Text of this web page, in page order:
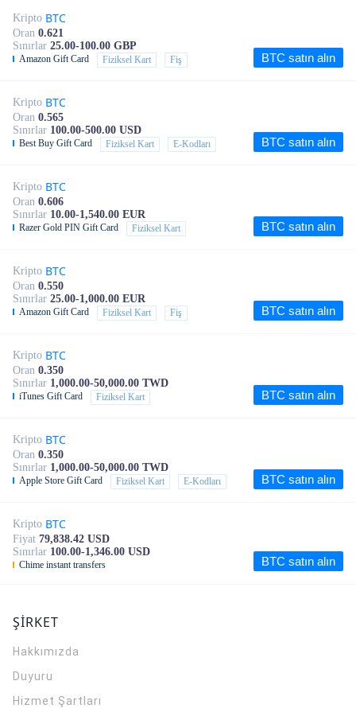
Kripto BTC
Oran 0.621
Sınırlar 25.00-100.00 GBP
Amazon Gift Card Fiziksel Kart Fiş BTC satın alın
Kripto BTC
Oran 0.565
Sınırlar 100.00-500.00 USD
Best Buy Gift Card Fiziksel Kart E-Kodları BTC satın alın
Kripto BTC
Oran 0.606
Sınırlar 10.00-1,540.00 EUR
Razer Gold PIN Gift Card Fiziksel Kart BTC satın alın
Kripto BTC
Oran 0.550
Sınırlar 25.00-1,000.00 EUR
Amazon Gift Card Fiziksel Kart Fiş BTC satın alın
Kripto BTC
Oran 0.350
Sınırlar 1,000.00-50,000.00 TWD
iTunes Gift Card Fiziksel Kart BTC satın alın
Kripto BTC
Oran 0.350
Sınırlar 1,000.00-50,000.00 TWD
Apple Store Gift Card Fiziksel Kart E-Kodları BTC satın alın
Kripto BTC
Fiyat 79,838.42 USD
Sınırlar 100.00-1,346.00 USD
Chime instant transfers BTC satın alın
ŞİRKET
Hakkımızda
Duyuru
Hizmet Şartları